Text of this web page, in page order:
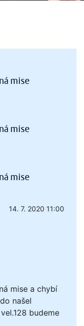
mise
mise
mise
14. 7. 2020 11:00
mise a chybí
našel
budeme